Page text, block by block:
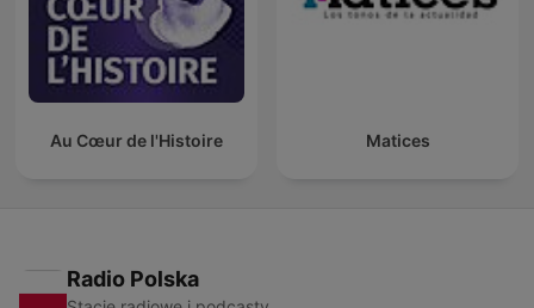
Au Cœur de l'Histoire Matices
Radio Polska